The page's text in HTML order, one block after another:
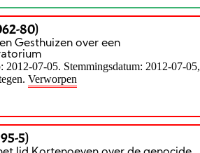
80)
Gesthuizen over een
2012-07-05. Stemmingsdatum: 2012-07-05,
Verworpen
5)